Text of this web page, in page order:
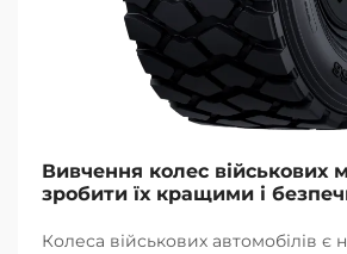
Вивчення колес військових
зробити їх кращими і
Колеса військових автомобілів є